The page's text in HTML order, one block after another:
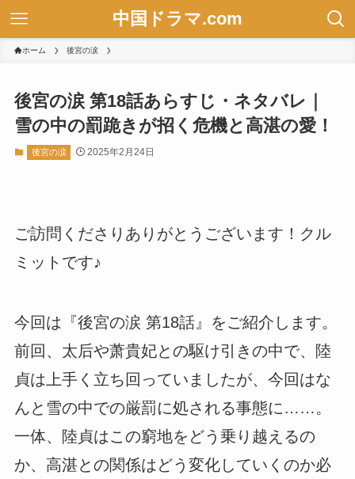
中国ドラマ.com
ホーム 後宮の涙
後宮の涙 第18話あらすじ・ネタバレ｜
雪の中の罰跪きが招く危機と高湛の愛！
後宮の涙 2025年2月24日
ご訪問くださりありがとうございます！クル
ミットです♪
今回は『後宮の涙 第18話』をご紹介します。
前回、太后や萧貴妃との駆け引きの中で、陸
貞は上手く立ち回っていましたが、今回はな
んと雪の中での厳罰に処される事態に……。
一体、陸貞はこの窮地をどう乗り越えるの
か、高湛との関係はどう変化していくのか必